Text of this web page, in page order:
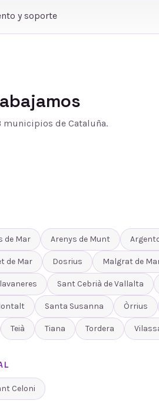
y soporte
municipios de Cataluña.
de Mar Arenys de Munt
de Mar Dosrius Malgrat de
Sant Cebrià de Vallalta
Santa Susanna Òrrius
Teià Tiana Tordera
Celoni